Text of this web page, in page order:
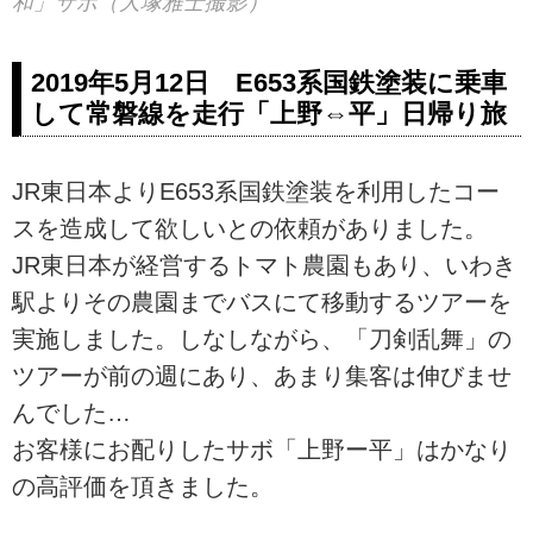
2019年5月12日 E653系国鉄塗装に乗車
して常磐線を走行「上野⇔平」日帰り旅
JR東日本よりE653系国鉄塗装を利用したコー
スを造成して欲しいとの依頼がありました。
JR東日本が経営するトマト農園もあり、いわき
駅よりその農園までバスにて移動するツアーを
実施しました。しなしながら、「刀剣乱舞」の
ツアーが前の週にあり、あまり集客は伸びませ
んでした…
お客様にお配りしたサボ「上野ー平」はかなり
の高評価を頂きました。